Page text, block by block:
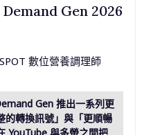
Demand Gen 2026
數位營養調理師
Gen 推出一系列更
的轉換訊號」與「更順暢
YouTube 與多螢之間把